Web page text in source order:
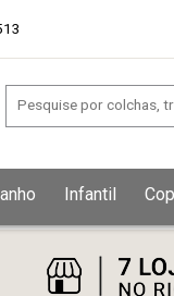
Infantil